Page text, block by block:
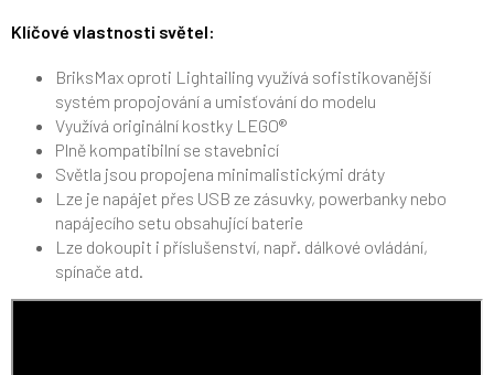
Klíčové vlastnosti světel:
BriksMax oproti Lightailing využívá sofistikovanější
systém propojování a umisťování do modelu
Využívá originální kostky LEGO®
Plně kompatibilní se stavebnicí
Světla jsou propojena minimalistickými dráty
Lze je napájet přes USB ze zásuvky, powerbanky nebo
napájecího setu obsahující baterie
Lze dokoupit i příslušenství, např. dálkové ovládání,
spínače atd.